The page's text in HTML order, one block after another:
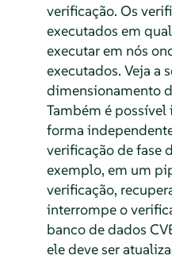
verificação. Os
executados em
executar em nós
executados. Veja a
dimensionamento
Também é
forma
verificação de fase
exemplo, em um
verificação,
interrompe o
banco de dados
ele deve ser